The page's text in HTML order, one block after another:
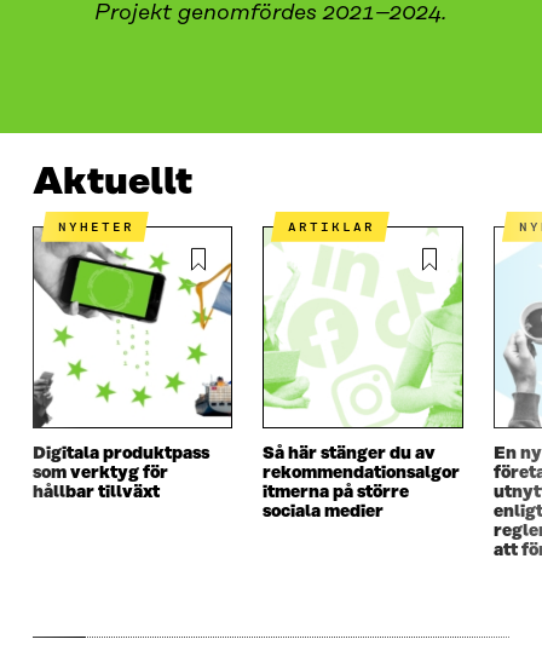
Projekt genomfördes 2021–2024.
Aktuellt
NYHETER
Digitala produktpass
som verktyg för
hållbar tillväxt
ARTIKLAR
Så här stänger du av
rekommendationsalgor
itmerna på större
sociala medier
En
att